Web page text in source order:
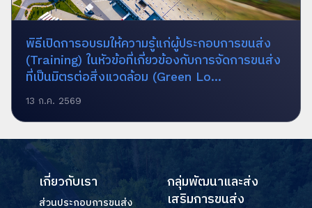
พิธีเปิดการอบรมให้ความรู้แก่ผู้ประกอบการขนส่ง
(Training) ในหัวข้อที่เกี่ยวข้องกับการจัดการขนส่ง
ที่เป็นมิตรต่อสิ่งแวดล้อม (Green Lo...
13 ก.ค. 2569
เกี่ยวกับเรา
ส่วนประกอบการขนส่ง
กลุ่มพัฒนาและส่ง
เสริมการขนส่ง